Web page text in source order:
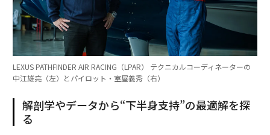
LEXUS PATHFINDER AIR RACING（LPAR） テクニカルコーディネーターの
中江雄亮（左）とパイロット・室屋義秀（右）
解剖学やデータから“下半身支持”の最適解を探
る